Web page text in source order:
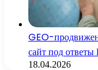
GEO-
сайт под
18.04.2026